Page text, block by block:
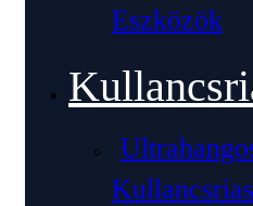
Eszközök